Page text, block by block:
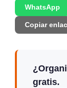
WhatsApp
Copiar
gratis.